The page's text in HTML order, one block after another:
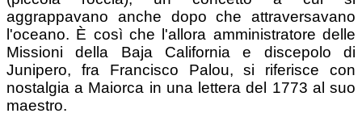
aggrappavano anche dopo che attraversavano
l'oceano. È così che l'allora amministratore delle
Missioni della Baja California e discepolo di
Junipero, fra Francisco Palou, si riferisce con
nostalgia a Maiorca in una lettera del 1773 al suo
maestro.